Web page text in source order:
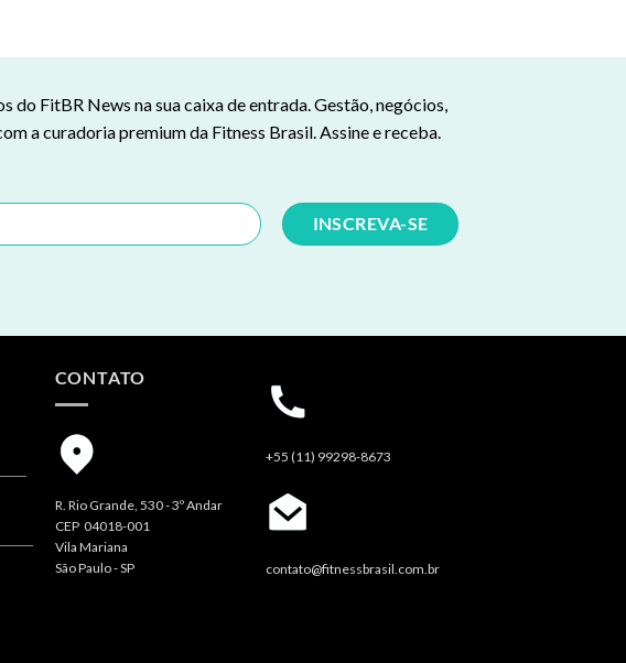
FitBR News na sua caixa de entrada. Gestão, negócios,
a curadoria premium da Fitness Brasil. Assine e receba.
CONTATO
R. Rio Grande, 530 - 3º Andar
CEP 04018-001
Vila Mariana
São Paulo - SP
+55 (11) 99298-8673
contato@fitnessbrasil.com.br